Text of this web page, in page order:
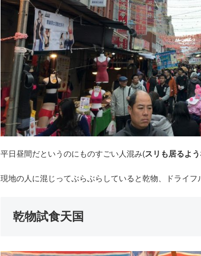
平日昼間だというのにものすごい人混み(スリも居るよ
現地の人に混じってぶらぶらしていると乾物、ドライフ
乾物試食天国